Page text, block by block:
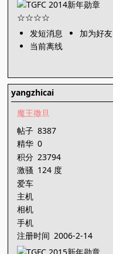
发短消息
加为好友
当前离线
yangzhicai
魔王撒旦
帖子 8387
精华 0
积分 23794
激骚 124 度
爱车
主机
相机
手机
注册时间 2006-2-14